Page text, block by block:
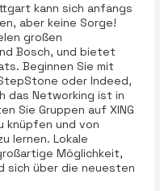
kann sich anfangs
aber keine Sorge!
großen
Bosch, und bietet
Beginnen Sie mit
oder Indeed,
das Networking ist in
Sie Gruppen auf XING
knüpfen und von
lernen. Lokale
Möglichkeit,
sich über die neuesten